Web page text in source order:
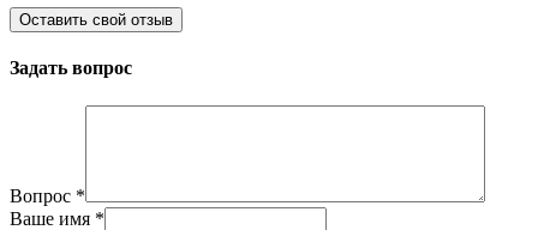
Оставить свой отзыв
Задать вопрос
Вопрос *
Ваше имя *